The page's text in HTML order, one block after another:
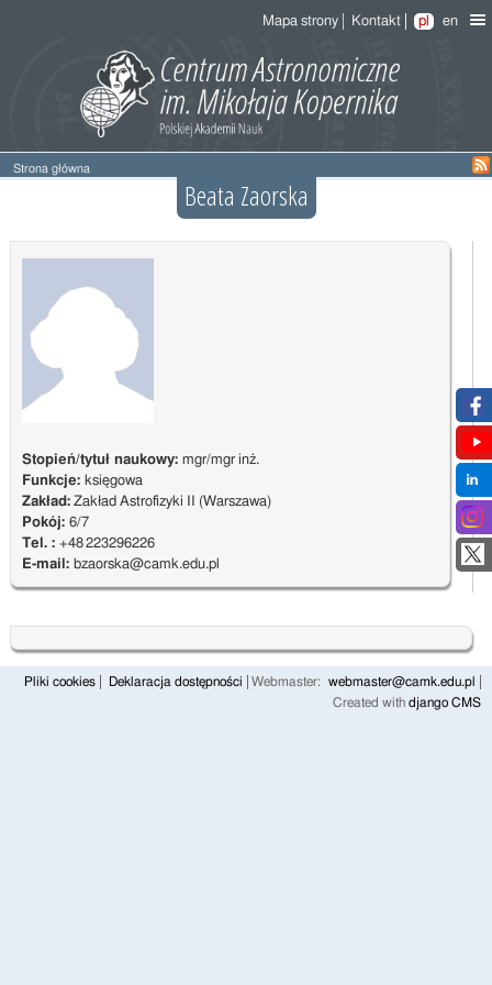
Mapa strony Kontakt pl en
Strona główna
Beata Zaorska
Stopień/tytuł naukowy: mgr/mgr inż.
Funkcje: księgowa
Zakład:Zakład Astrofizyki II (Warszawa)
Pokój: 6/7
Tel. : +48 223296226
E-mail: bzaorska@camk.edu.pl
Pliki cookies Deklaracja dostępności Webmaster:
webmaster@camk.edu.pl
Created with django CMS